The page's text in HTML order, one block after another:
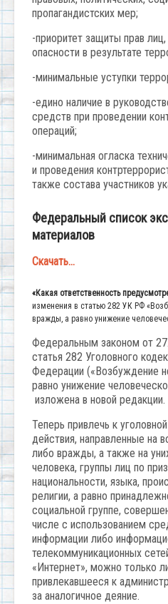
пропагандистских мер;
-приоритет защиты прав
опасности в результате
-минимальные уступки
-едино наличие в
средств при проведении
операций;
-минимальная огласка
и проведения
также состава участников
Федеральный список
материалов
Скачать…
«Какая ответственность
изменения в статью 282 УК РФ
вражды, а равно унижение
Федеральным законом от
статья 282 Уголовного
Федерации («Возбуждение
равно унижение
изложена в новой редакции.
Теперь привлечь к
действия, направленные на
либо вражды, а также на
человека, группы лиц по
национальности, языка,
религии, а равно
социальной группе,
числе с использованием
информации либо
телекоммуникационных
«Интернет», можно только
привлекавшееся к
за аналогичное деяние.